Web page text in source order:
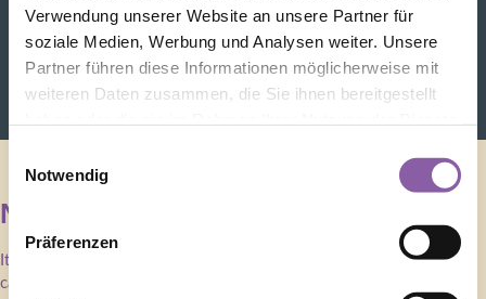
Verwendung unserer Website an unsere Partner für
soziale Medien, Werbung und Analysen weiter. Unsere
Partner führen diese Informationen möglicherweise mit
weiteren Daten zusammen, die Sie ihnen bereitgestellt
Notwendig
Präferenzen
Nothing Found
It seems we can’t find what you’re looking for. Perhaps searching
can help.